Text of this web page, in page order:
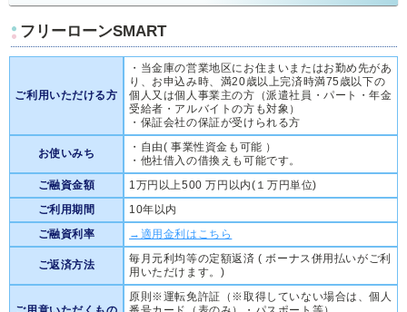
フリーローンSMART
ご利用いただける方
・当金庫の営業地区にお住まいまたはお勤め先があ
り、お申込み時、満20歳以上完済時満75歳以下の
個人又は個人事業主の方（派遣社員・パート・年金
受給者・アルバイトの方も対象）
・保証会社の保証が受けられる方
お使いみち
・自由( 事業性資金も可能 ）
・他社借入の借換えも可能です。
ご融資金額
1万円以上500 万円以内(１万円単位)
ご利用期間
10年以内
ご融資利率
→適用金利はこちら
ご返済方法
毎月元利均等の定額返済 ( ボーナス併用払いがご利
用いただけます。)
原則※運転免許証（※取得していない場合は、個人